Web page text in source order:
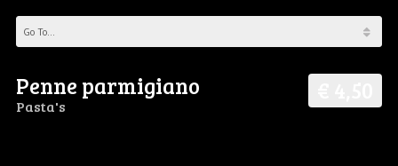
Penne parmigiano
Pasta's